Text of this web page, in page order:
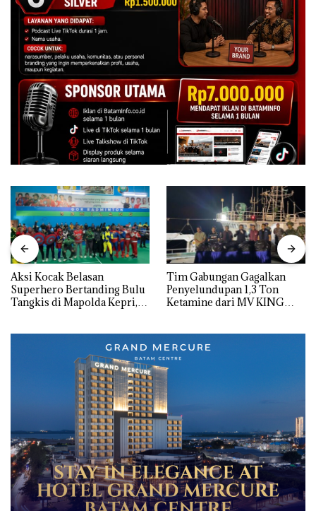
Aksi Kocak Belasan
Superhero Bertanding Bulu
Tangkis di Mapolda Kepri,
Tim Gabungan Gagalkan
Penyelundupan 1,3 Ton
Ketamine dari MV KING